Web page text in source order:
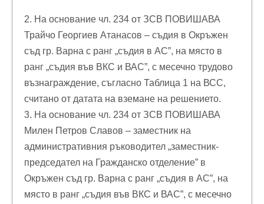
2. На основание чл. 234 от ЗСВ ПОВИШАВА
Трайчо Георгиев Атанасов – съдия в Окръжен
съд гр. Варна с ранг „съдия в АС”, на място в
ранг „съдия във ВКС и ВАС”, с месечно трудово
възнаграждение, съгласно Таблица 1 на ВСС,
считано от датата на вземане на решението.
3. На основание чл. 234 от ЗСВ ПОВИШАВА
Милен Петров Славов – заместник на
административния ръководител „заместник-
председател на Гражданско отделение” в
Окръжен съд гр. Варна с ранг „съдия в АС”, на
място в ранг „съдия във ВКС и ВАС”, с месечно